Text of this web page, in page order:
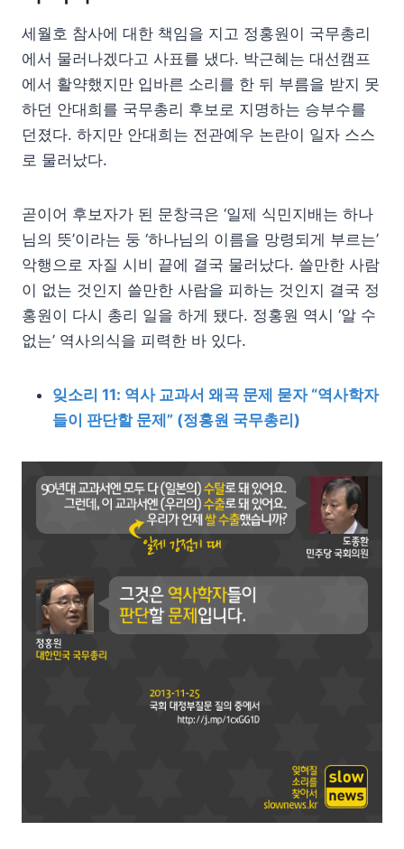
세월호 참사에 대한 책임을 지고 정홍원이 국무총리
에서 물러나겠다고 사표를 냈다. 박근혜는 대선캠프
에서 활약했지만 입바른 소리를 한 뒤 부름을 받지 못
하던 안대희를 국무총리 후보로 지명하는 승부수를
던졌다. 하지만 안대희는 전관예우 논란이 일자 스스
로 물러났다.
곧이어 후보자가 된 문창극은 ‘일제 식민지배는 하나
님의 뜻’이라는 둥 ‘하나님의 이름을 망령되게 부르는’
악행으로 자질 시비 끝에 결국 물러났다. 쓸만한 사람
이 없는 것인지 쓸만한 사람을 피하는 것인지 결국 정
홍원이 다시 총리 일을 하게 됐다. 정홍원 역시 ‘알 수
없는’ 역사의식을 피력한 바 있다.
잊소리 11: 역사 교과서 왜곡 문제 묻자 “역사학자
들이 판단할 문제” (정홍원 국무총리)